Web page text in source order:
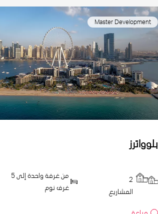
Master Development
بلوواترز
2
المشاريع
من غرفة واحدة إلى 5
غرف نوم